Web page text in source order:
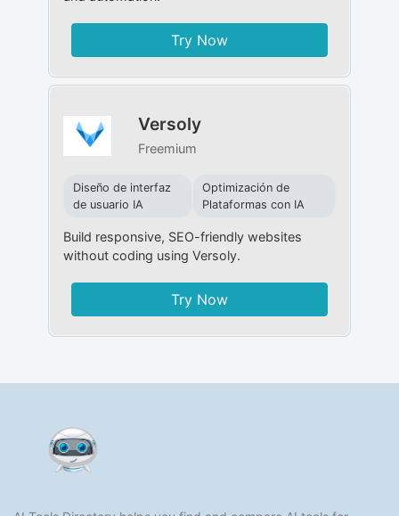
Try Now
Versoly
Freemium
Diseño de interfaz
de usuario IA
Optimización de
Plataformas con IA
Build responsive, SEO-friendly websites
without coding using Versoly.
Try Now